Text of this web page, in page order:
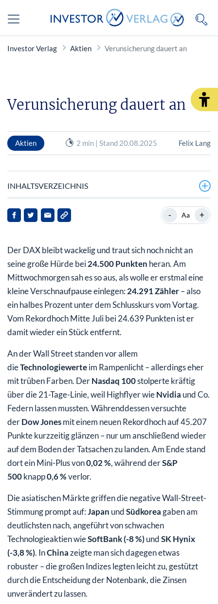
Investor Verlag Aktien Verunsicherung dauert an
Verunsicherung dauert an
Aktien 2 min | Stand 20.08.2025 Felix Lang
INHALTSVERZEICHNIS
Unternehmensnachrichten / Einzelaktien
Fazit
- Aa +
Der DAX bleibt wackelig und traut sich noch nicht an
seine große Hürde bei24.500 Punkten heran. Am
Mittwochmorgen sah es so aus, als wolle er erstmal eine
kleine Verschnaufpause einlegen: 24.291 Zähler– also
ein halbes Prozent unter dem Schlusskurs vom Vortag.
Vom Rekordhoch Mitte Juli bei 24.639 Punkten ist er
damit wieder ein Stück entfernt.
An der Wall Street standen vor allem
dieTechnologiewerteim Rampenlicht – allerdings eher
mit trüben Farben. DerNasdaq 100stolperte kräftig
über die 21-Tage-Linie, weil Highflyer wieNvidia und Co.
Federn lassen mussten. Währenddessen versuchte
derDow Jonesmit einem neuen Rekordhoch auf 45.207
Punkte kurzzeitig glänzen – nur um anschließend wieder
auf dem Boden der Tatsachen zu landen. Am Ende stand
dort ein Mini-Plus von0,02 %, während derS&P
500knapp0,6 %verlor.
Die asiatischen Märkte griffen die negative Wall-Street-
Stimmung prompt auf:Japan undSüdkorea gaben am
deutlichsten nach, angeführt von schwachen
Technologieaktien wieSoftBank (-8 %)undSK Hynix
(-3,8 %). InChinazeigte man sich dagegen etwas
robuster – die großen Indizes legten leicht zu, gestützt
durch die Entscheidung der Notenbank, die Zinsen
unverändert zu lassen.